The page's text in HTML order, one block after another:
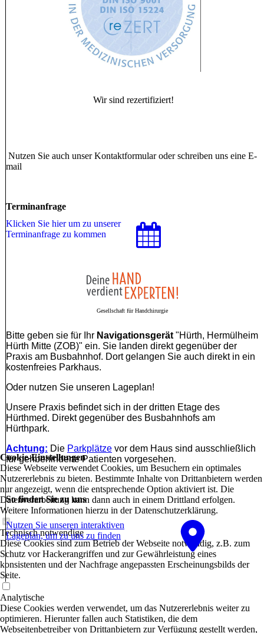
Wir sind rezertifiziert!
Nutzen Sie auch unser Kontaktformular oder schreiben uns eine E-
mail
Terminanfrage
Klicken Sie hier um zu unserer
Terminanfrage zu kommen
Gesellschaft für Handchirurgie
Bitte geben sie für Ihr Navigationsgerät "Hürth, Hermülheim
Hürth Mitte (ZOB)" ein. Sie landen direkt gegenüber der
Praxis am Busbahnhof. Dort gelangen Sie auch direkt in ein
kostenfreies Parkhaus.
Oder nutzen Sie unseren Lageplan!
Unsere Praxis befindet sich in der dritten Etage des
Hürthmed. Direkt gegenüber des Busbahnhofs am
Hürthpark.
Achtung: Die Parkplätzevor dem Haus sind ausschließlich
für gehbehinderte Patienten vorgesehen.
So finden Sie zu uns
Nutzen Sie unseren interaktiven
La­ge­plan, um zu uns zu finden
Cookie-Einstellungen
Diese Webseite verwendet Cookies, um Besuchern ein optimales
Nutzererlebnis zu bieten. Bestimmte Inhalte von Drittanbietern werden
nur angezeigt, wenn die entsprechende Option aktiviert ist. Die
Datenverarbeitung kann dann auch in einem Drittland erfolgen.
Weitere Informationen hierzu in der Datenschutzerklärung.
Technisch notwendige
Diese Cookies sind zum Betrieb der Webseite notwendig, z.B. zum
Schutz vor Hackerangriffen und zur Gewährleistung eines
konsistenten und der Nachfrage angepassten Erscheinungsbilds der
Seite.
Analytische
Diese Cookies werden verwendet, um das Nutzererlebnis weiter zu
optimieren. Hierunter fallen auch Statistiken, die dem
Webseitenbetreiber von Drittanbietern zur Verfügung gestellt werden,